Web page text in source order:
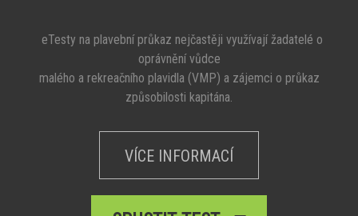
eTesty na plavební průkaz nejčastěji využívají žadatelé o
oprávnění vůdce
malého a rekreačního plavidla (VMP) a zájemci o průkaz
způsobilosti kapitána.
VÍCE INFORMACÍ